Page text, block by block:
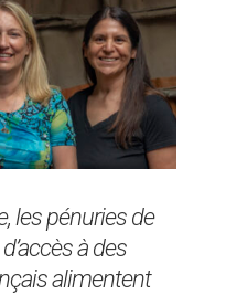
les pénuries de
à des
alimentent